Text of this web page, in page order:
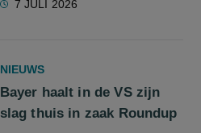
7 JULI 2026
NIEUWS
Bayer haalt in de VS zijn
slag thuis in zaak Roundup